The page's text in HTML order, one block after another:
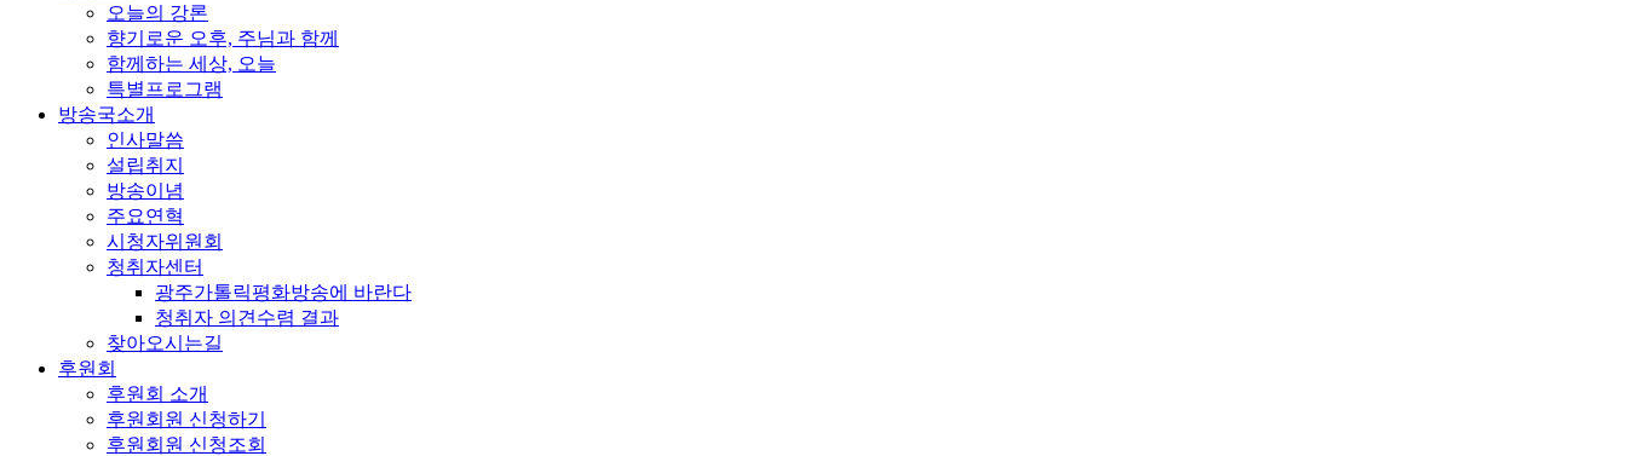
오늘의 강론
향기로운 오후, 주님과 함께
함께하는 세상, 오늘
특별프로그램
방송국소개
인사말씀
설립취지
방송이념
주요연혁
시청자위원회
청취자센터
광주가톨릭평화방송에 바란다
청취자 의견수렴 결과
찾아오시는길
후원회
후원회 소개
후원회원 신청하기
후원회원 신청조회